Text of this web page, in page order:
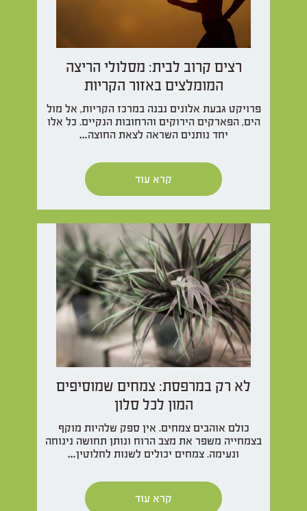
רצים קרוב לבית: מסלולי הריצה
המומלצים באזור הקריות
פרויקט גבעת אלונים נבנה במרכז הקריות, אל מול
הים, הפארקים הירוקים והרחובות הנקיים. כל אלו
יחד נותנים השראה לצאת החוצה…
קרא עוד
לא רק במרפסת: צמחים שמוסיפים
המון לכל סלון
כולם אוהבים צמחים. אין ספק שלהיות מוקף
בצמחייה משפר את מצב הרוח ונותן תחושה נינוחה
ונעימה. צמחים יכולים לשנות לחלוטין…
קרא עוד